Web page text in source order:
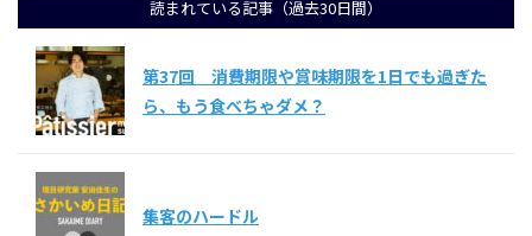
読まれている記事（過去30日間）
第37回 消費期限や賞味期限を1日でも過ぎた
ら、もう食べちゃダメ？
集客のハードル